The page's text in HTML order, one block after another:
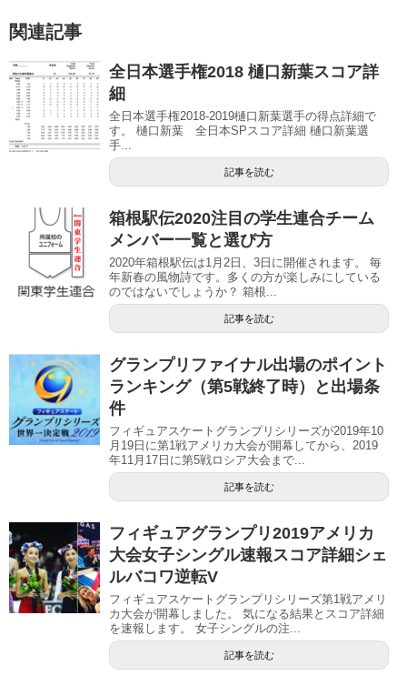
関連記事
全日本選手権2018 樋口新葉スコア詳
細
全日本選手権2018-2019樋口新葉選手の得点詳細で
す。 樋口新葉 全日本SPスコア詳細 樋口新葉選
手...
記事を読む
箱根駅伝2020注目の学生連合チーム
メンバー一覧と選び方
2020年箱根駅伝は1月2日、3日に開催されます。 毎
年新春の風物詩です。多くの方が楽しみにしている
のではないでしょうか？ 箱根...
記事を読む
グランプリファイナル出場のポイント
ランキング（第5戦終了時）と出場条
件
フィギュアスケートグランプリシリーズが2019年10
月19日に第1戦アメリカ大会が開幕してから、2019
年11月17日に第5戦ロシア大会まで...
記事を読む
フィギュアグランプリ2019アメリカ
大会女子シングル速報スコア詳細シェ
ルバコワ逆転V
フィギュアスケートグランプリシリーズ第1戦アメリ
カ大会が開幕しました。 気になる結果とスコア詳細
を速報します。 女子シングルの注...
記事を読む